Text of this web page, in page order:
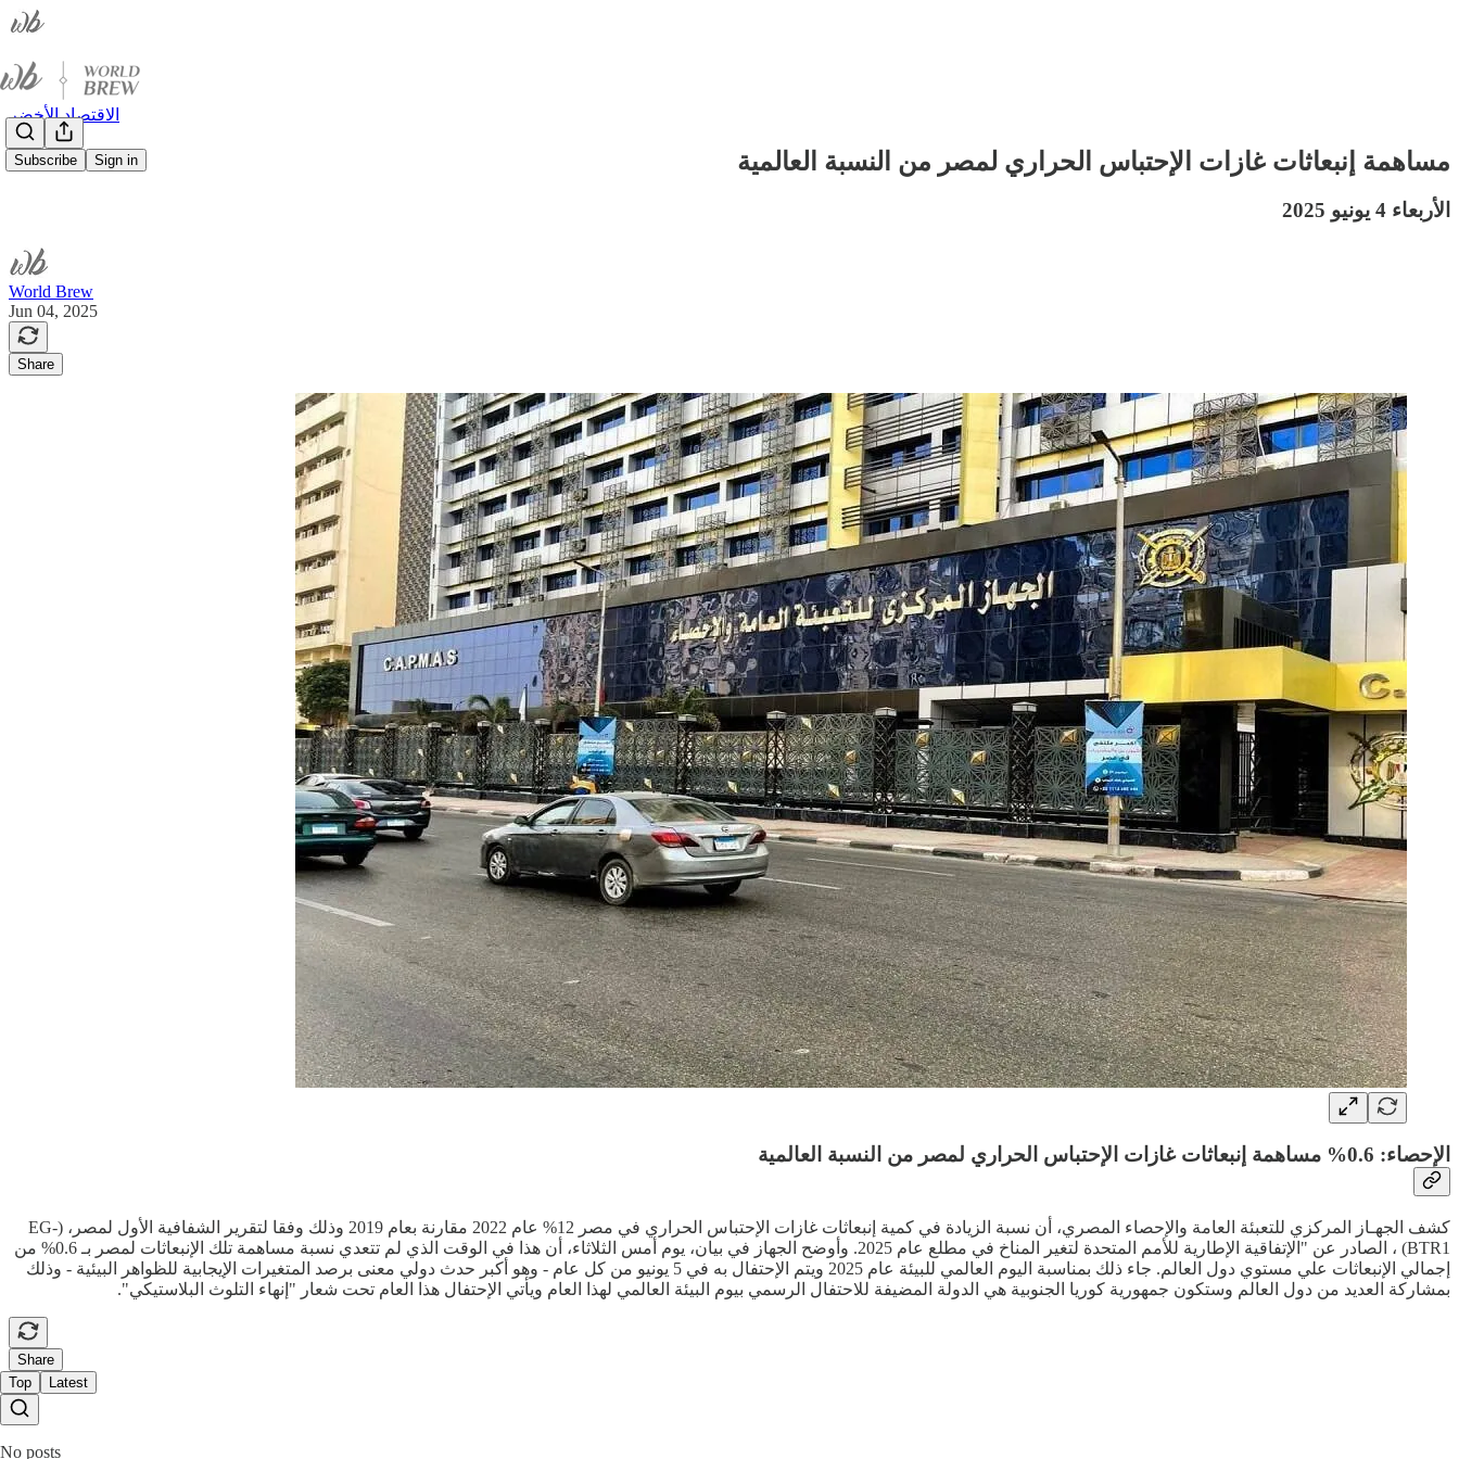
Subscribe Sign in
الاقتصاد الأخضر
مساهمة إنبعاثات غازات الإحتباس الحراري لمصر من النسبة العالمية
الأربعاء 4 يونيو 2025
World Brew
Jun 04, 2025
Share
الإحصاء: 0.6% مساهمة إنبعاثات غازات الإحتباس الحراري لمصر من النسبة العالمية
كشف الجهـاز المركزي للتعبئة العامة والإحصاء المصري، أن نسبة الزيادة في كمية إنبعاثات غازات الإحتباس الحراري في مصر 12% عام 2022 مقارنة بعام 2019 وذلك وفقا لتقرير الشفافية الأول لمصر، (EG-
BTR1) ، الصادر عن "الإتفاقية الإطارية للأمم المتحدة لتغير المناخ في مطلع عام 2025. وأوضح الجهاز في بيان، يوم أمس الثلاثاء، أن هذا في الوقت الذي لم تتعدي نسبة مساهمة تلك الإنبعاثات لمصر بـ 0.6% من
إجمالي الإنبعاثات علي مستوي دول العالم. جاء ذلك بمناسبة اليوم العالمي للبيئة عام 2025 ويتم الإحتفال به في 5 يونيو من كل عام - وهو أكبر حدث دولي معنى برصد المتغيرات الإيجابية للظواهر البيئية - وذلك
بمشاركة العديد من دول العالم وستكون جمهورية كوريا الجنوبية هي الدولة المضيفة للاحتفال الرسمي بيوم البيئة العالمي لهذا العام ويأتي الإحتفال هذا العام تحت شعار "إنهاء التلوث البلاستيكي".
Share
Top
Latest
No posts